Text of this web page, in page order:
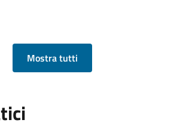
Mostra tutti